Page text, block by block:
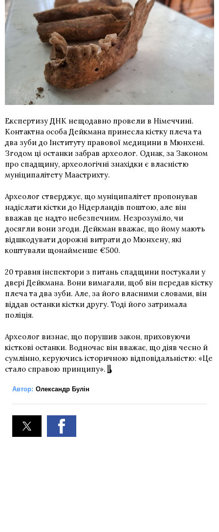
Експертизу ДНК нещодавно провели в Німеччині.
Контактна особа Дейкмана принесла кістку плеча та
два зуби до Інституту правової медицини в Мюнхені.
Згодом ці останки забрав археолог. Однак, за Законом
про спадщину, археологічні знахідки є власністю
муніципалітету Маастрихту.
Археолог стверджує, що муніципалітет пропонував
надіслати кістки до Нідерландів поштою, але він
вважав це надто небезпечним. Незрозуміло, чи
досягли вони згоди. Дейкман вважає, що йому мають
відшкодувати дорожні витрати до Мюнхену, які
коштували щонайменше €500.
20 травня інспектори з питань спадщини постукали у
двері Дейкмана. Вони вимагали, щоб він передав кістку
плеча та два зуби. Але, за його власними словами, він
віддав останки кістки другу. Тоді його затримала
поліція.
Археолог визнає, що порушив закон, приховуючи
кісткові останки. Водночас він вважає, що діяв чесно й
сумлінно, керуючись історичною відповідальністю: «Це
стало справою принципу».
Автор: Олександр Булін